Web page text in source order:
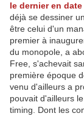
le dernier en date
déjà se dessiner
être celui d'un
premier à
du monopole, a
Free, s'achevait
première époque
venu d'ailleurs a
pouvait d'ailleurs
timing. Dont les